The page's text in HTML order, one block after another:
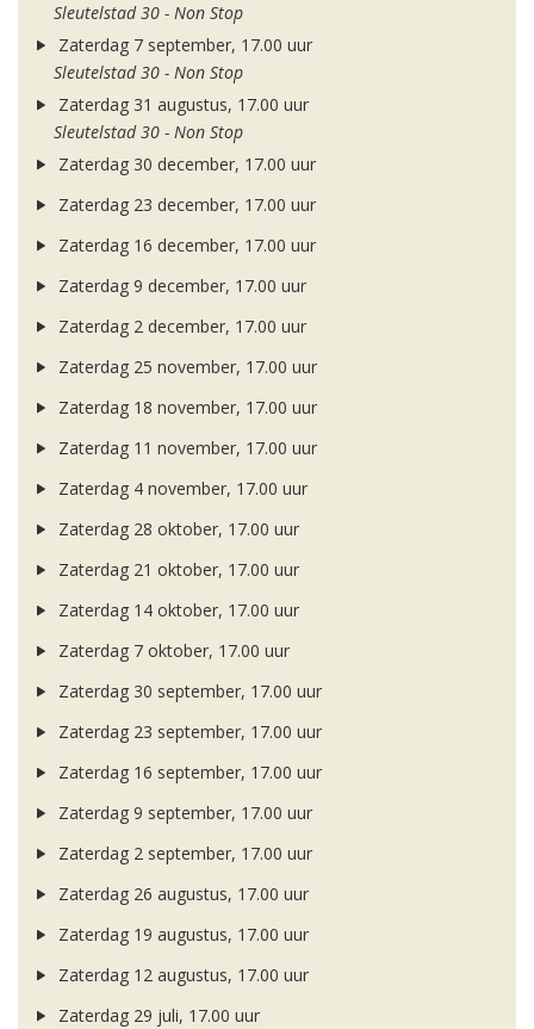
Sleutelstad 30 - Non Stop
Zaterdag 7 september, 17.00 uur
Sleutelstad 30 - Non Stop
Zaterdag 31 augustus, 17.00 uur
Sleutelstad 30 - Non Stop
Zaterdag 30 december, 17.00 uur
Zaterdag 23 december, 17.00 uur
Zaterdag 16 december, 17.00 uur
Zaterdag 9 december, 17.00 uur
Zaterdag 2 december, 17.00 uur
Zaterdag 25 november, 17.00 uur
Zaterdag 18 november, 17.00 uur
Zaterdag 11 november, 17.00 uur
Zaterdag 4 november, 17.00 uur
Zaterdag 28 oktober, 17.00 uur
Zaterdag 21 oktober, 17.00 uur
Zaterdag 14 oktober, 17.00 uur
Zaterdag 7 oktober, 17.00 uur
Zaterdag 30 september, 17.00 uur
Zaterdag 23 september, 17.00 uur
Zaterdag 16 september, 17.00 uur
Zaterdag 9 september, 17.00 uur
Zaterdag 2 september, 17.00 uur
Zaterdag 26 augustus, 17.00 uur
Zaterdag 19 augustus, 17.00 uur
Zaterdag 12 augustus, 17.00 uur
Zaterdag 29 juli, 17.00 uur